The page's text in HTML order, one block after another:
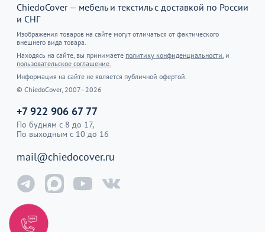
ChiedoCover — мебель и текстиль с доставкой по России
и СНГ
Изображения товаров на сайте могут отличаться от фактического
внешнего вида товара.
Находясь на сайте, вы принимаете политику конфиденциальности. и
пользовательское соглашение.
Информация на сайте не является публичной офертой.
© ChiedoCover, 2007–2026
+7 922 906 67 77
По будням с 8 до 17,
По выходным с 10 до 16
mail@chiedocover.ru